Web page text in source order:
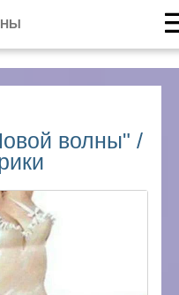
волны" /